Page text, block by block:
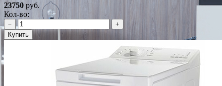
23750 руб.
Кол-во:
−
+
Купить